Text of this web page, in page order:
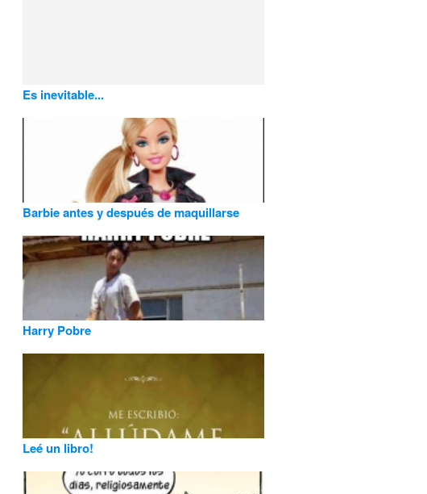
Es inevitable...
Barbie antes y después de maquillarse
Harry Pobre
Leé un libro!